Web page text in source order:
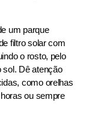
um parque
filtro solar com
o rosto, pelo
sol. Dê atenção
como orelhas
ou sempre